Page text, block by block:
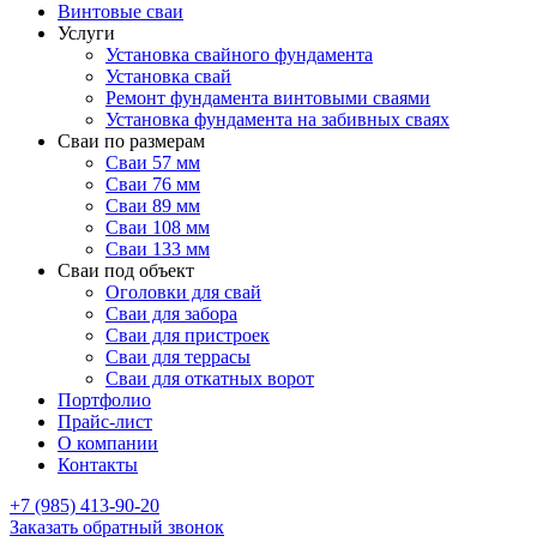
Винтовые сваи
Услуги
Установка свайного фундамента
Установка свай
Ремонт фундамента винтовыми сваями
Установка фундамента на забивных сваях
Сваи по размерам
Сваи 57 мм
Сваи 76 мм
Сваи 89 мм
Сваи 108 мм
Сваи 133 мм
Сваи под объект
Оголовки для свай
Сваи для забора
Сваи для пристроек
Сваи для террасы
Сваи для откатных ворот
Портфолио
Прайс-лист
О компании
Контакты
+7 (985) 413-90-20
Заказать обратный звонок